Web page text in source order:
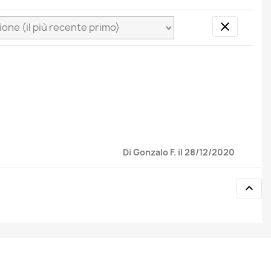

Di Gonzalo F. il 28/12/2020
